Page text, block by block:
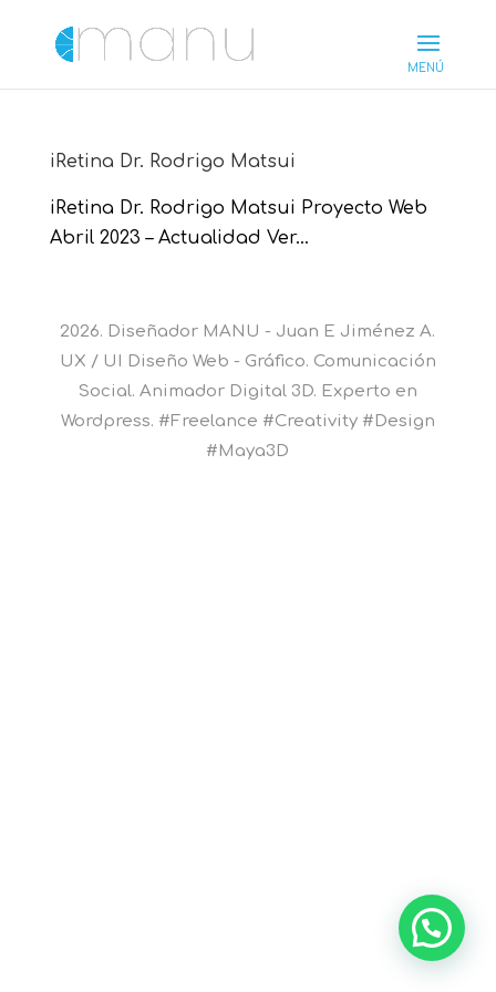
iRetina Dr. Rodrigo Matsui
iRetina Dr. Rodrigo Matsui Proyecto Web
Abril 2023 – Actualidad Ver...
2026. Diseñador MANU - Juan E Jiménez A.
UX / UI Diseño Web - Gráfico. Comunicación
Social. Animador Digital 3D. Experto en
Wordpress. #Freelance #Creativity #Design
#Maya3D